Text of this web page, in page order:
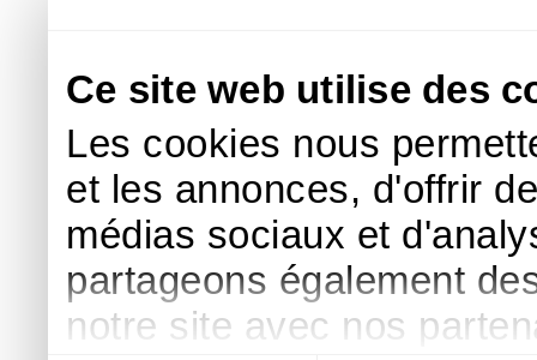
Ce site web utilise des
Les cookies nous
et les annonces, d'offrir
médias sociaux et
partageons également
notre site avec nos